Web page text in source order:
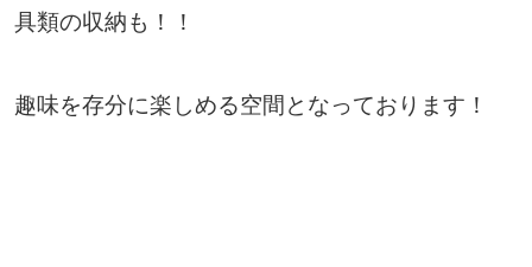
具類の収納も！！
趣味を存分に楽しめる空間となっております！